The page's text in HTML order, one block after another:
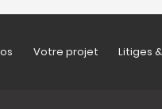
Votre projet Litiges